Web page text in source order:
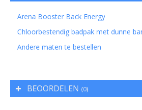
Arena Booster Back Energy
Chloorbestendig badpak met dunne
Andere maten te bestellen
BEOORDELEN (0)